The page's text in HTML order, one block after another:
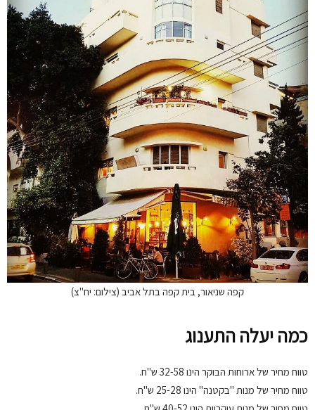
קפה שניאור, בית קפה בתל אביב (צילום: יח"צ)
כמה יעלה התענוג
טווח מחיר של ארוחות הבוקר הינו 32-58 ש"ח.
טווח מחיר של מנות "בקטנה" הינו 25-28 ש"ח.